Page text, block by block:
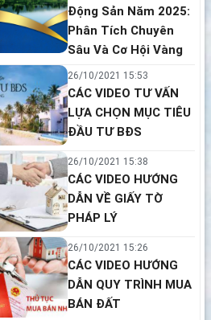
Động Sản Năm 2025:
Phân Tích Chuyên
Sâu Và Cơ Hội Vàng
26/10/2021 15:53
CÁC VIDEO TƯ VẤN
LỰA CHỌN MỤC TIÊU
ĐẦU TƯ BĐS
26/10/2021 15:38
CÁC VIDEO HƯỚNG
DẪN VỀ GIẤY TỜ
PHÁP LÝ
26/10/2021 15:26
CÁC VIDEO HƯỚNG
DẪN QUY TRÌNH MUA
BÁN ĐẤT